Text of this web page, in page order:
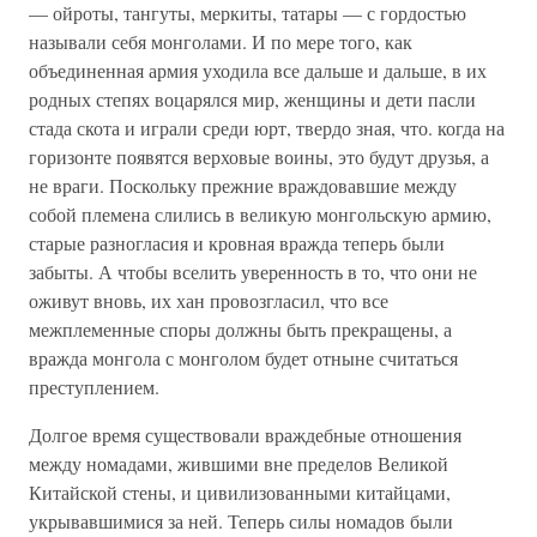
— ойроты, тангуты, меркиты, татары — с гордостью
называли себя монголами. И по мере того, как
объединенная армия уходила все дальше и дальше, в их
родных степях воцарялся мир, женщины и дети пасли
стада скота и играли среди юрт, твердо зная, что. когда на
горизонте появятся верховые воины, это будут друзья, а
не враги. Поскольку прежние враждовавшие между
собой племена слились в великую монгольскую армию,
старые разногласия и кровная вражда теперь были
забыты. А чтобы вселить уверенность в то, что они не
оживут вновь, их хан провозгласил, что все
межплеменные споры должны быть прекращены, а
вражда монгола с монголом будет отныне считаться
преступлением.
Долгое время существовали враждебные отношения
между номадами, жившими вне пределов Великой
Китайской стены, и цивилизованными китайцами,
укрывавшимися за ней. Теперь силы номадов были